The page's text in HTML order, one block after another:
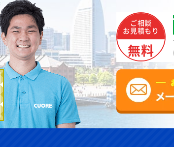
ご相談
お見積もり
無料